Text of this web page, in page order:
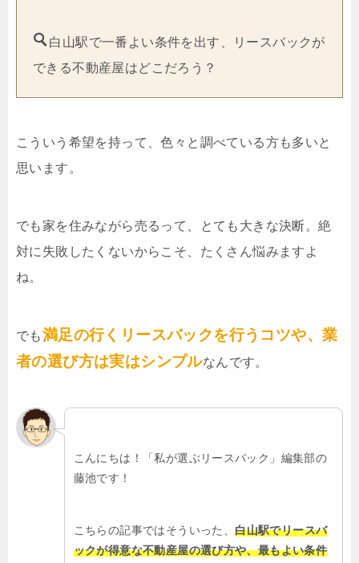
白山駅で一番よい条件を出す、リースバックが
できる不動産屋はどこだろう？
こういう希望を持って、色々と調べている方も多いと
思います。
でも家を住みながら売るって、とても大きな決断。絶
対に失敗したくないからこそ、たくさん悩みますよ
ね。
でも満足の行くリースバックを行うコツや、業
者の選び方は実はシンプルなんです。
こんにちは！「私が選ぶリースバック」編集部の
藤池です！
こちらの記事ではそういった、白山駅でリースバ
ックが得意な不動産屋の選び方や、最もよい条件